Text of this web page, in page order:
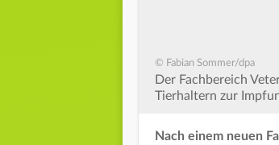
© Fabian Sommer/dpa
Der Fachbereich
Tierhaltern zur
Nach einem neuen